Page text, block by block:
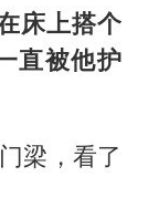
床上搭个
直被他护
梁，看了